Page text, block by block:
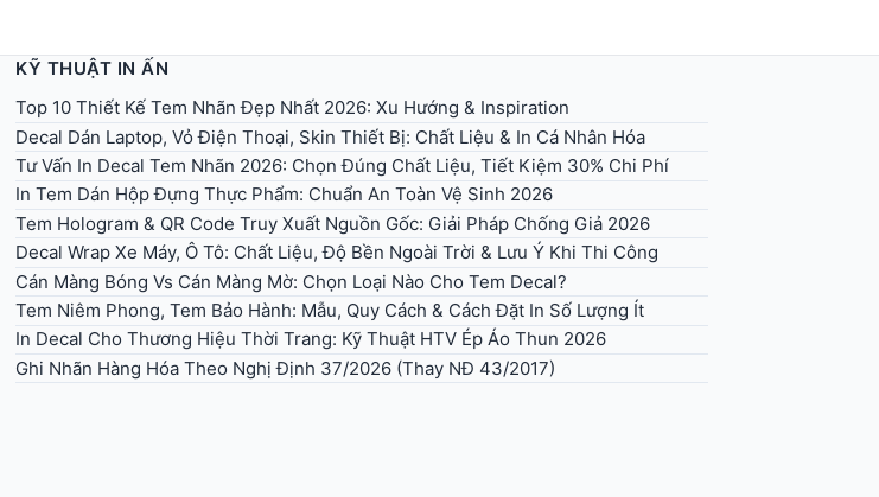
KỸ THUẬT IN ẤN
Top 10 Thiết Kế Tem Nhãn Đẹp Nhất 2026: Xu Hướng & Inspiration
Decal Dán Laptop, Vỏ Điện Thoại, Skin Thiết Bị: Chất Liệu & In Cá Nhân Hóa
Tư Vấn In Decal Tem Nhãn 2026: Chọn Đúng Chất Liệu, Tiết Kiệm 30% Chi Phí
In Tem Dán Hộp Đựng Thực Phẩm: Chuẩn An Toàn Vệ Sinh 2026
Tem Hologram & QR Code Truy Xuất Nguồn Gốc: Giải Pháp Chống Giả 2026
Decal Wrap Xe Máy, Ô Tô: Chất Liệu, Độ Bền Ngoài Trời & Lưu Ý Khi Thi Công
Cán Màng Bóng Vs Cán Màng Mờ: Chọn Loại Nào Cho Tem Decal?
Tem Niêm Phong, Tem Bảo Hành: Mẫu, Quy Cách & Cách Đặt In Số Lượng Ít
In Decal Cho Thương Hiệu Thời Trang: Kỹ Thuật HTV Ép Áo Thun 2026
Ghi Nhãn Hàng Hóa Theo Nghị Định 37/2026 (Thay NĐ 43/2017)